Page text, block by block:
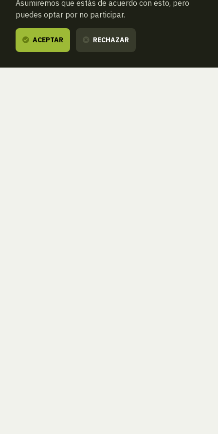
Asumiremos que estás de acuerdo con esto, pero
puedes optar por no participar.
ACEPTAR RECHAZAR